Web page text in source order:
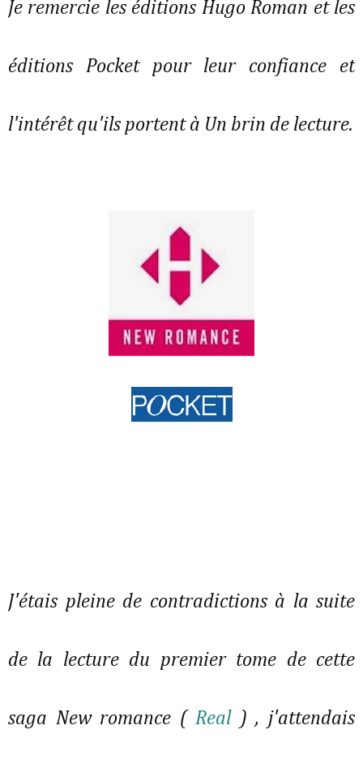
Je remercie les éditions Hugo Roman et les
éditions Pocket pour leur confiance et
l'intérêt qu'ils portent à Un brin de lecture.
J'étais pleine de contradictions à la suite
de la lecture du premier tome de cette
saga New romance ( Real ) , j'attendais